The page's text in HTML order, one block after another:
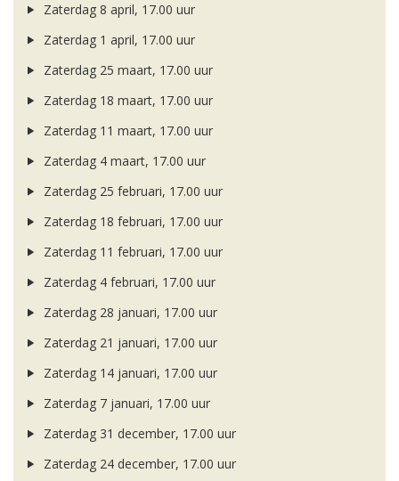
Zaterdag 8 april, 17.00 uur
Zaterdag 1 april, 17.00 uur
Zaterdag 25 maart, 17.00 uur
Zaterdag 18 maart, 17.00 uur
Zaterdag 11 maart, 17.00 uur
Zaterdag 4 maart, 17.00 uur
Zaterdag 25 februari, 17.00 uur
Zaterdag 18 februari, 17.00 uur
Zaterdag 11 februari, 17.00 uur
Zaterdag 4 februari, 17.00 uur
Zaterdag 28 januari, 17.00 uur
Zaterdag 21 januari, 17.00 uur
Zaterdag 14 januari, 17.00 uur
Zaterdag 7 januari, 17.00 uur
Zaterdag 31 december, 17.00 uur
Zaterdag 24 december, 17.00 uur